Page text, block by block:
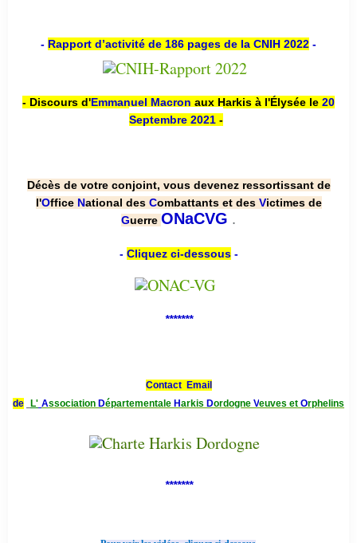
- Rapport d’activité de 186 pages de la CNIH 2022 -
- Discours d'Emmanuel Macron aux Harkis à l'Élysée le 20
Septembre 2021 -
Décès de votre conjoint, vous devenez ressortissant de
l'Office National des Combattants et des Victimes de
Guerre ONaCVG .
- Cliquez ci-dessous-
*******
Contact Email
de
L' Association Départementale Harkis Dordogne Veuves et Orphelins
*******